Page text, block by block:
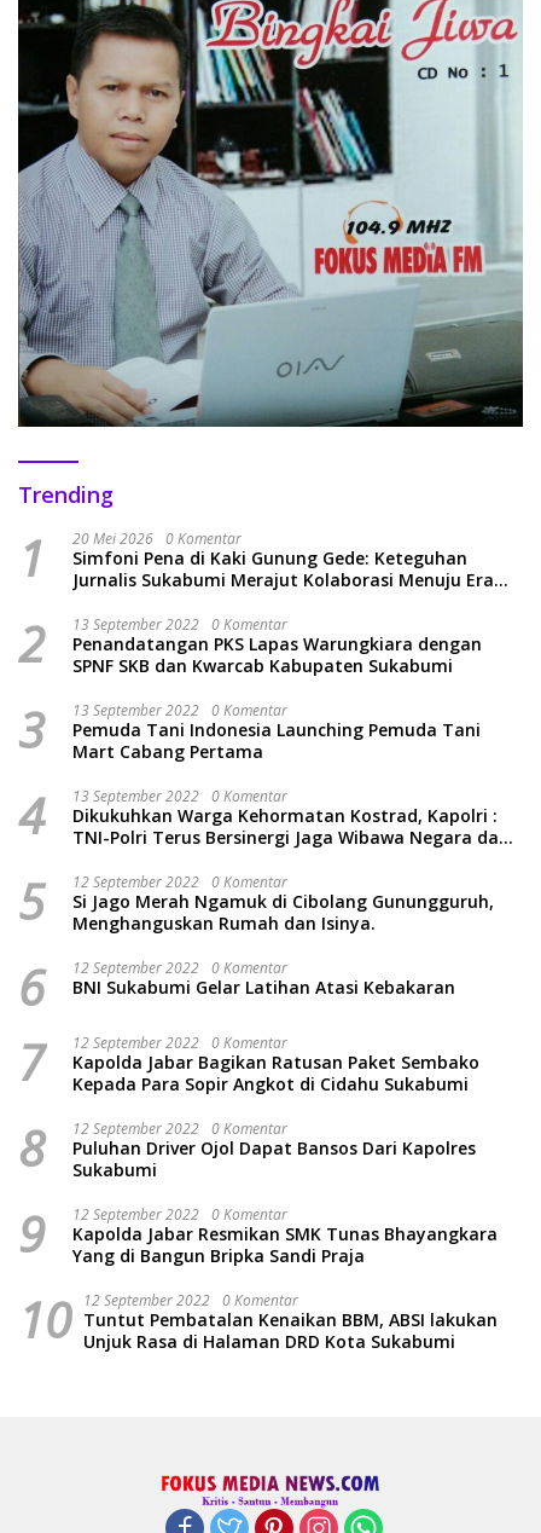
Trending
1 20 Mei 2026 0 Komentar
Simfoni Pena di Kaki Gunung Gede: Keteguhan
Jurnalis Sukabumi Merajut Kolaborasi Menuju Era
2 13 September 2022 0 Komentar
Penandatangan PKS Lapas Warungkiara dengan
SPNF SKB dan Kwarcab Kabupaten Sukabumi
3 13 September 2022 0 Komentar
Pemuda Tani Indonesia Launching Pemuda Tani
Mart Cabang Pertama
4 13 September 2022 0 Komentar
Dikukuhkan Warga Kehormatan Kostrad, Kapolri :
TNI-Polri Terus Bersinergi Jaga Wibawa Negara dan
5 12 September 2022 0 Komentar
Si Jago Merah Ngamuk di Cibolang Gunungguruh,
Menghanguskan Rumah dan Isinya.
6 12 September 2022 0 Komentar
BNI Sukabumi Gelar Latihan Atasi Kebakaran
7 12 September 2022 0 Komentar
Kapolda Jabar Bagikan Ratusan Paket Sembako
Kepada Para Sopir Angkot di Cidahu Sukabumi
8 12 September 2022 0 Komentar
Puluhan Driver Ojol Dapat Bansos Dari Kapolres
Sukabumi
9 12 September 2022 0 Komentar
Kapolda Jabar Resmikan SMK Tunas Bhayangkara
Yang di Bangun Bripka Sandi Praja
10 12 September 2022 0 Komentar
Tuntut Pembatalan Kenaikan BBM, ABSI lakukan
Unjuk Rasa di Halaman DRD Kota Sukabumi